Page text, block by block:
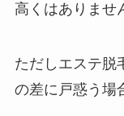
高くはありませ
ただしエステ脱
の差に戸惑う場